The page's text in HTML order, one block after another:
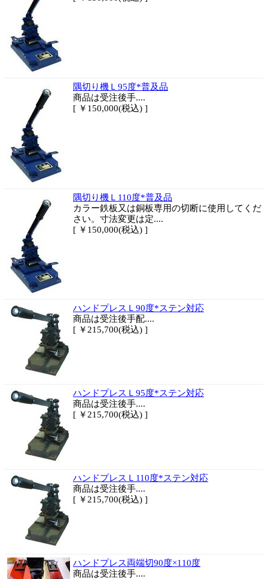
隅切り機Ｌ95度*普及品
商品は受注後手....
[ ￥150,000(税込) ]
隅切り機Ｌ110度*普及品
カラー鉄板又は銅板専用の切断に使用してくだ
さい。寸法変更は定....
[ ￥150,000(税込) ]
ハンドプレスＬ90度*ステン対応
商品は受注後手配....
[ ￥215,700(税込) ]
ハンドプレスＬ95度*ステン対応
商品は受注後手....
[ ￥215,700(税込) ]
ハンドプレスＬ110度*ステン対応
商品は受注後手....
[ ￥215,700(税込) ]
ハンドプレス両端切90度×110度
商品は受注後手....